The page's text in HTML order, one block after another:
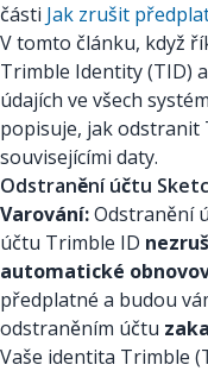
části Jak zrušit
V tomto článku, když
Trimble Identity (TID)
údajích ve všech
popisuje, jak odstranit
souvisejícími daty.
Odstranění účtu
Varování:Odstranění
účtu Trimble ID
automatické
předplatné a budou
odstraněním účtu
Vaše identita Trimble